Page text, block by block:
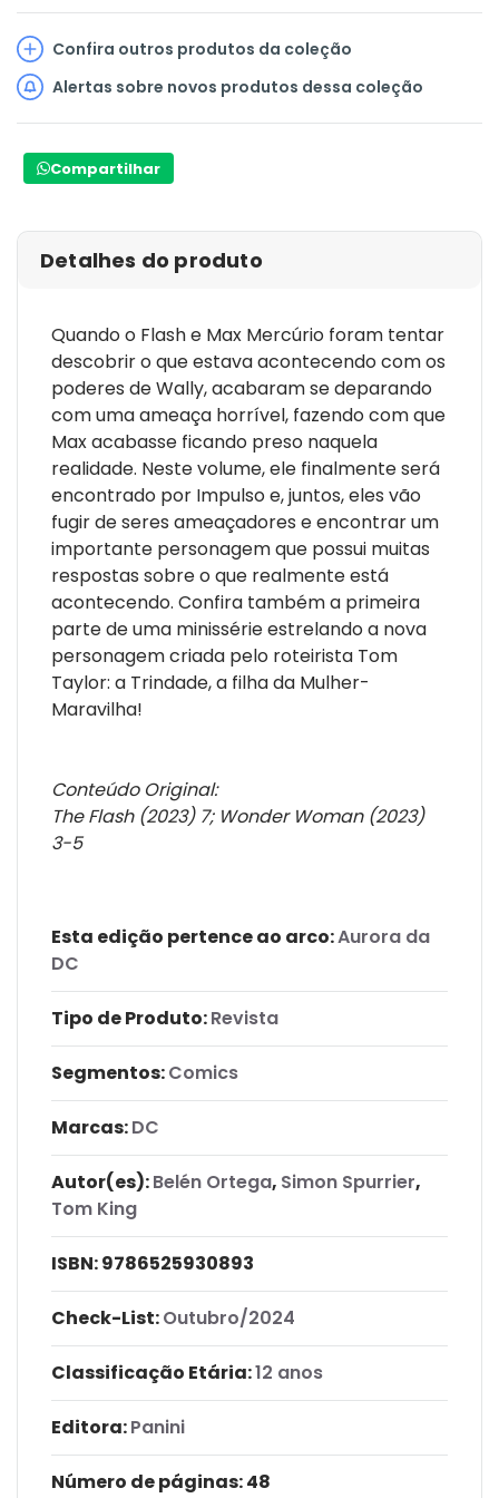
Confira outros produtos da coleção
Alertas sobre novos produtos dessa coleção
Compartilhar
Detalhes do produto
Quando o Flash e Max Mercúrio foram tentar
descobrir o que estava acontecendo com os
poderes de Wally, acabaram se deparando
com uma ameaça horrível, fazendo com que
Max acabasse ficando preso naquela
realidade. Neste volume, ele finalmente será
encontrado por Impulso e, juntos, eles vão
fugir de seres ameaçadores e encontrar um
importante personagem que possui muitas
respostas sobre o que realmente está
acontecendo. Confira também a primeira
parte de uma minissérie estrelando a nova
personagem criada pelo roteirista Tom
Taylor: a Trindade, a filha da Mulher-
Maravilha!
Conteúdo Original:
The Flash (2023) 7; Wonder Woman (2023)
3-5
Esta edição pertence ao arco:Aurora da
DC
Tipo de Produto:Revista
Segmentos:Comics
Marcas:DC
Autor(es):Belén Ortega, Simon Spurrier,
Tom King
ISBN:9786525930893
Check-List:Outubro/2024
Classificação Etária:12 anos
Editora:Panini
Número de páginas: 48